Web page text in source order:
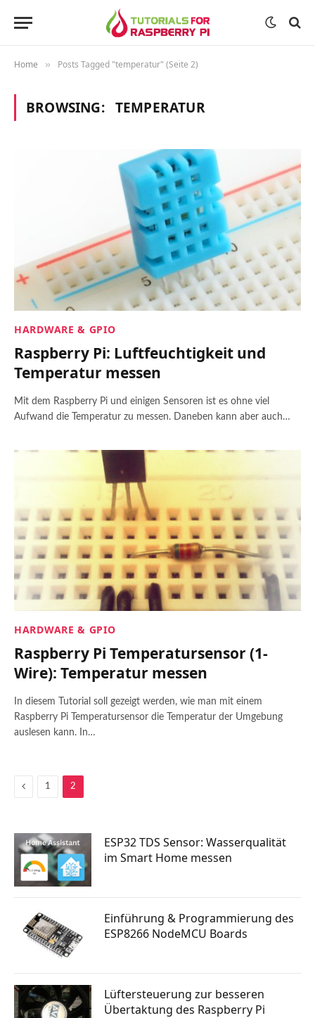
Home » Posts Tagged "temperatur" (Seite 2)
BROWSING: TEMPERATUR
HARDWARE & GPIO
Raspberry Pi: Luftfeuchtigkeit und
Temperatur messen
Mit dem Raspberry Pi und einigen Sensoren ist es ohne viel
Aufwand die Temperatur zu messen. Daneben kann aber auch…
HARDWARE & GPIO
Raspberry Pi Temperatursensor (1-
Wire): Temperatur messen
In diesem Tutorial soll gezeigt werden, wie man mit einem
Raspberry Pi Temperatursensor die Temperatur der Umgebung
auslesen kann. In…
Previous
1 2
ESP32 TDS Sensor: Wasserqualität
im Smart Home messen
Einführung & Programmierung des
ESP8266 NodeMCU Boards
Lüftersteuerung zur besseren
Übertaktung des Raspberry Pi